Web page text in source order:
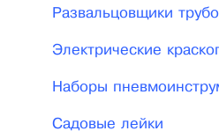
Развальцовщики
Электрические
Наборы
Садовые лейки